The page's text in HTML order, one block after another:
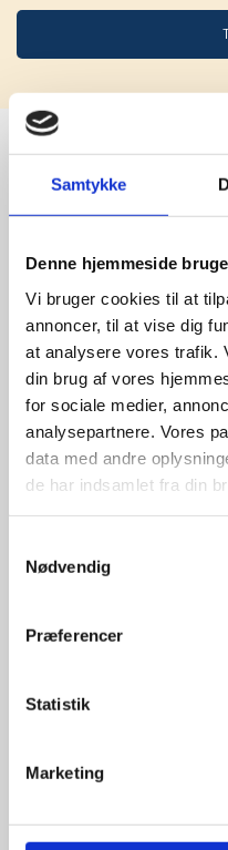
Samtykke
Denne hjemmeside
Vi bruger cookies til at
annoncer, til at vise dig
at analysere vores trafik.
din brug af vores
for sociale medier,
analysepartnere. Vores
data med andre
de har indsamlet fra din
Nødvendig
Præferencer
Statistik
Marketing
For at sikre
med de
anerkendte
idé til et